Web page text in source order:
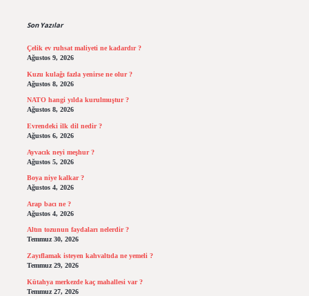
Son Yazılar
Çelik ev ruhsat maliyeti ne kadardır ?
Ağustos 9, 2026
Kuzu kulağı fazla yenirse ne olur ?
Ağustos 8, 2026
NATO hangi yılda kurulmuştur ?
Ağustos 8, 2026
Evrendeki ilk dil nedir ?
Ağustos 6, 2026
Ayvacık neyi meşhur ?
Ağustos 5, 2026
Boya niye kalkar ?
Ağustos 4, 2026
Arap bacı ne ?
Ağustos 4, 2026
Altın tozunun faydaları nelerdir ?
Temmuz 30, 2026
Zayıflamak isteyen kahvaltıda ne yemeli ?
Temmuz 29, 2026
Kütahya merkezde kaç mahallesi var ?
Temmuz 27, 2026